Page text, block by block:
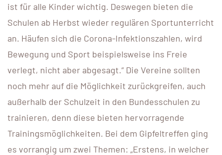
ist für alle Kinder wichtig. Deswegen bieten die
Schulen ab Herbst wieder regulären Sportunterricht
an. Häufen sich die Corona-Infektionszahlen, wird
Bewegung und Sport beispielsweise ins Freie
verlegt, nicht aber abgesagt.“ Die Vereine sollten
noch mehr auf die Möglichkeit zurückgreifen, auch
außerhalb der Schulzeit in den Bundesschulen zu
trainieren, denn diese bieten hervorragende
Trainingsmöglichkeiten. Bei dem Gipfeltreffen ging
es vorrangig um zwei Themen: „Erstens, in welcher